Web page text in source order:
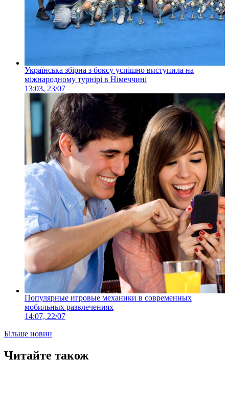
Українська збірна з боксу успішно виступила на
міжнародному турнірі в Німеччині
13:03, 23/07
Популярные игровые механики в современных
мобильных развлечениях
14:07, 22/07
Більше новин
Читайте також